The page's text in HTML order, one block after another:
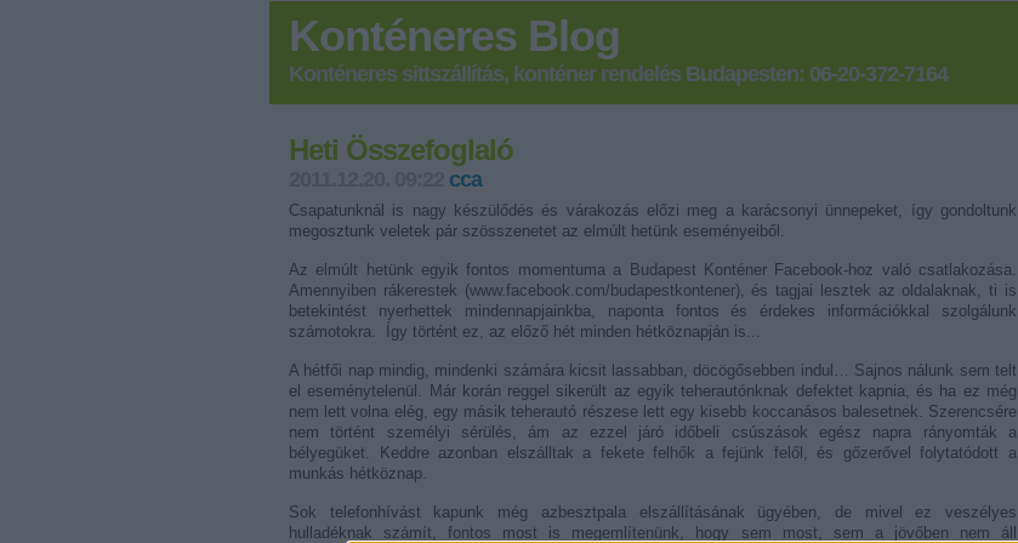
Konténeres Blog
Konténeres sittszállítás, konténer rendelés Budapesten: 06-20-372-7164
Heti Összefoglaló
cca
Csapatunknál is nagy készülődés és várakozás előzi meg a karácsonyi ünnepeket, így gondoltunk
megosztunk veletek pár szösszenetet az elmúlt hetünk eseményeiből.
Az elmúlt hetünk egyik fontos momentuma a Budapest Konténer Facebook-hoz való csatlakozása.
Amennyiben rákerestek (www.facebook.com/budapestkontener), és tagjai lesztek az oldalaknak, ti is
betekintést nyerhettek mindennapjainkba, naponta fontos és érdekes információkkal szolgálunk
számotokra.
Így történt ez, az előző hét minden hétköznapján is...
A hétfői nap mindig, mindenki számára kicsit lassabban, döcögősebben indul… Sajnos nálunk sem telt
el eseménytelenül. Már korán reggel sikerült az egyik teherautónknak defektet kapnia, és ha ez még
nem lett volna elég, egy másik teherautó részese lett egy kisebb koccanásos balesetnek. Szerencsére
nem történt személyi sérülés, ám az ezzel járó időbeli csúszások egész napra rányomták a
bélyegüket. Keddre azonban elszálltak a fekete felhők a fejünk felől, és gőzerővel folytatódott a
munkás hétköznap.
Sok telefonhívást kapunk még azbesztpala elszállításának ügyében, de mivel ez veszélyes
hulladéknak számít, fontos most is megemlítenünk, hogy sem most, sem a jövőben nem áll